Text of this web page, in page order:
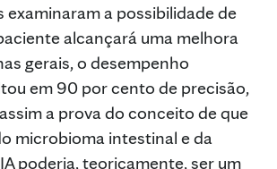
examinaram a possibilidade de
alcançará uma melhora
gerais, o desempenho
em 90 por cento de precisão,
a prova do conceito de que
microbioma intestinal e da
poderia, teoricamente, ser um